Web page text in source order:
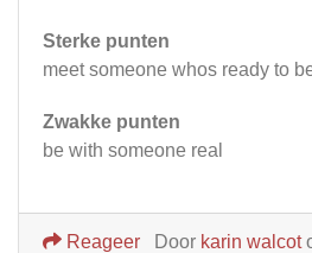
Sterke punten
meet someone whos ready to
Zwakke punten
be with someone real
Door karin walcot
Reageer